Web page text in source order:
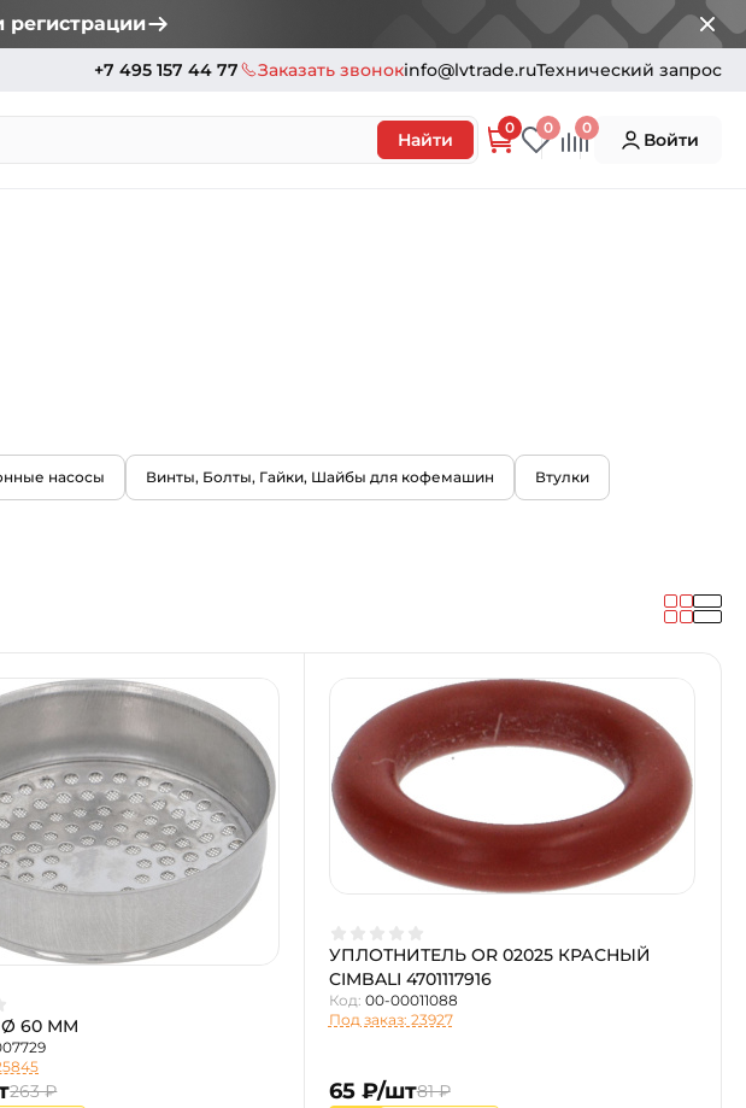
регистрации
+7 495 157 44 77 Заказать звонокinfo@lvtrade.ruТехнический запрос
Найти
0 0 0
Войти
насосы Винты, Болты, Гайки, Шайбы для кофемашин Втулки
60 ММ
263 ₽
УПЛОТНИТЕЛЬ OR 02025 КРАСНЫЙ
CIMBALI 4701117916
Код: 00-00011088
Под заказ: 23927
65 ₽/шт81 ₽